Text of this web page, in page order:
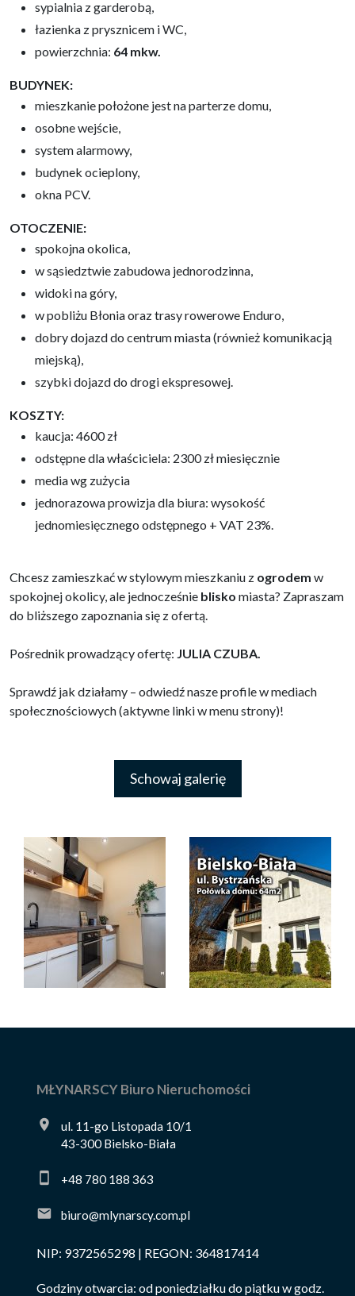
sypialnia z garderobą,
łazienka z prysznicem i WC,
powierzchnia: 64 mkw.
BUDYNEK:
mieszkanie położone jest na parterze domu,
osobne wejście,
system alarmowy,
budynek ocieplony,
okna PCV.
OTOCZENIE:
spokojna okolica,
w sąsiedztwie zabudowa jednorodzinna,
widoki na góry,
w pobliżu Błonia oraz trasy rowerowe Enduro,
dobry dojazd do centrum miasta (również komunikacją
miejską),
szybki dojazd do drogi ekspresowej.
KOSZTY:
kaucja: 4600 zł
odstępne dla właściciela: 2300 zł miesięcznie
media wg zużycia
jednorazowa prowizja dla biura: wysokość
jednomiesięcznego odstępnego + VAT 23%.
Chcesz zamieszkać w stylowym mieszkaniu z ogrodem w
spokojnej okolicy, ale jednocześnie blisko miasta? Zapraszam
do bliższego zapoznania się z ofertą.
Pośrednik prowadzący ofertę: JULIA CZUBA.
Sprawdź jak działamy – odwiedź nasze profile w mediach
społecznościowych (aktywne linki w menu strony)!
Schowaj galerię
MŁYNARSCY Biuro Nieruchomości
ul. 11-go Listopada 10/1
43-300 Bielsko-Biała
+48 780 188 363
biuro@mlynarscy.com.pl
NIP: 9372565298 | REGON: 364817414
Godziny otwarcia: od poniedziałku do piątku w godz.